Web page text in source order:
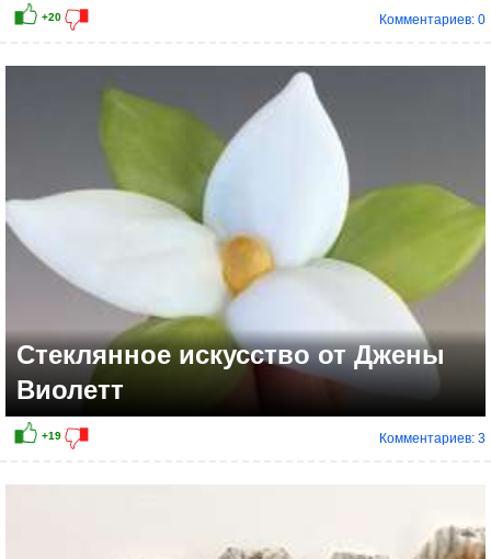
Комментариев: 0
Стеклянное искусство от Джены
Виолетт
Комментариев: 3